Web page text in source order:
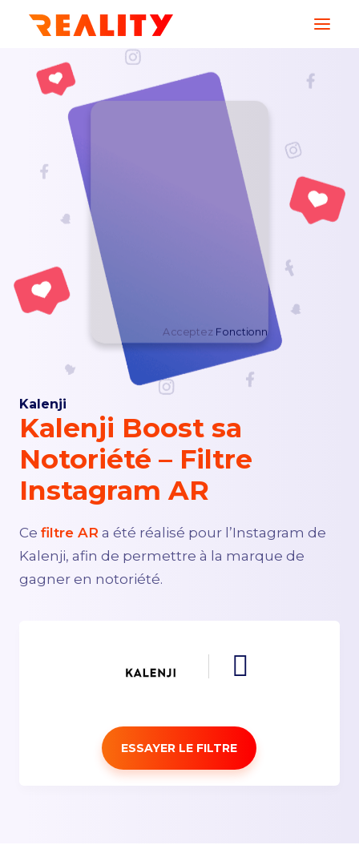
AGENCE
SERVICES
MÉTIERS
CREATIONS
RESSOURCES
DEMANDER UN DEVIS
Acceptez Fonctionnel cookies pour
Kalenji
Kalenji Boost sa
Notoriété – Filtre
Instagram AR
Ce filtre AR a été réalisé pour l’Instagram de
Kalenji, afin de permettre à la marque de
gagner en notoriété.
ESSAYER LE FILTRE